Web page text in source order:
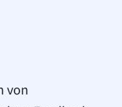
von